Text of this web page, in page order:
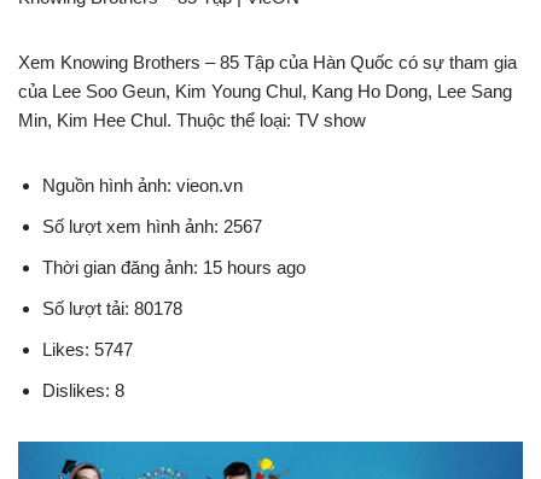
Xem Knowing Brothers – 85 Tập của Hàn Quốc có sự tham gia
của Lee Soo Geun, Kim Young Chul, Kang Ho Dong, Lee Sang
Min, Kim Hee Chul. Thuộc thể loại: TV show
Nguồn hình ảnh: vieon.vn
Số lượt xem hình ảnh: 2567
Thời gian đăng ảnh: 15 hours ago
Số lượt tải: 80178
Likes: 5747
Dislikes: 8